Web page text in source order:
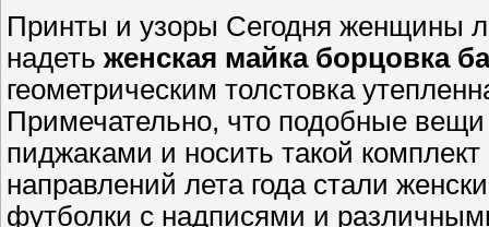
Принты и узоры Сегодня женщины
надеть женская майка борцовка
геометрическим толстовка
Примечательно, что подобные
пиджаками и носить такой
направлений лета года стали
футболки с надписями и